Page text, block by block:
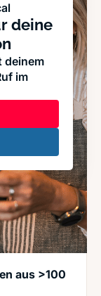
deine
deinem
im
aus >100